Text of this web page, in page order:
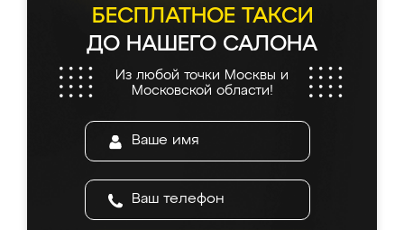
БЕСПЛАТНОЕ ТАКСИ
ДО НАШЕГО САЛОНА
Из любой точки Москвы и
Московской области!